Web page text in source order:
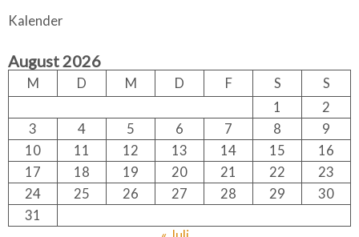
r
h
o
r:
Kalender
August 2026
M D M D F S
S
1
2
3
4 5 6 7 8
9
10
11 12 13 14 15
16
17
18 19 20 21 22
23
24
25 26 27 28 29
30
31